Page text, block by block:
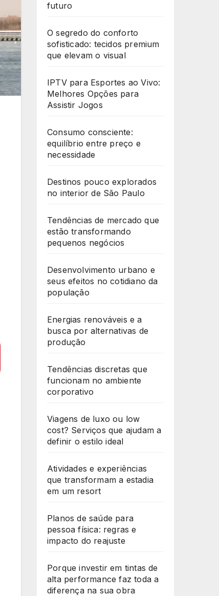
futuro
O segredo do conforto
sofisticado: tecidos premium
que elevam o visual
IPTV para Esportes ao Vivo:
Melhores Opções para
Assistir Jogos
Consumo consciente:
equilíbrio entre preço e
necessidade
Destinos pouco explorados
no interior de São Paulo
Tendências de mercado que
estão transformando
pequenos negócios
Desenvolvimento urbano e
seus efeitos no cotidiano da
população
Energias renováveis e a
busca por alternativas de
produção
Tendências discretas que
funcionam no ambiente
corporativo
Viagens de luxo ou low
cost? Serviços que ajudam a
definir o estilo ideal
Atividades e experiências
que transformam a estadia
em um resort
Planos de saúde para
pessoa física: regras e
impacto do reajuste
Porque investir em tintas de
alta performance faz toda a
diferença na sua obra